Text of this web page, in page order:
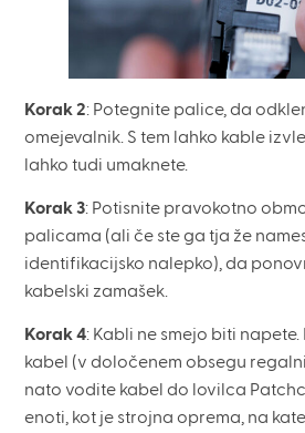
Korak 2: Potegnite palice, da
omejevalnik. S tem lahko kable
lahko tudi umaknete.
Korak 3: Potisnite pravokotno
palicama (ali če ste ga tja že
identifikacijsko nalepko), da
kabelski zamašek.
Korak 4: Kabli ne smejo biti
kabel (v določenem obsegu
nato vodite kabel do lovilca
enoti, kot je strojna oprema, na